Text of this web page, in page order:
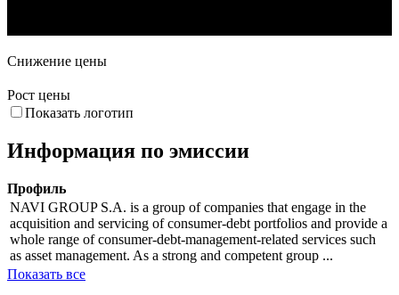
Снижение цены
Рост цены
Показать логотип
Информация по эмиссии
Профиль
NAVI GROUP S.A. is a group of companies that engage in the
acquisition and servicing of consumer-debt portfolios and provide a
whole range of consumer-debt-management-related services such
as asset management. As a strong and competent group ...
Показать все